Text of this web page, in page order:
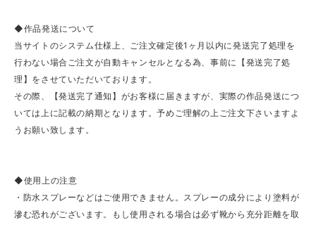
◆作品発送について
当サイトのシステム仕様上、ご注文確定後1ヶ月以内に発送完了処理を
行わない場合ご注文が自動キャンセルとなる為、事前に【発送完了処
理】をさせていただいております。
その際、【発送完了通知】がお客様に届きますが、実際の作品発送につ
いては上に記載の納期となります。予めご理解の上ご注文下さいますよ
うお願い致します。
◆使用上の注意
・防水スプレーなどはご使用できません。スプレーの成分により塗料が
滲む恐れがございます。もし使用される場合は必ず靴から充分距離を取